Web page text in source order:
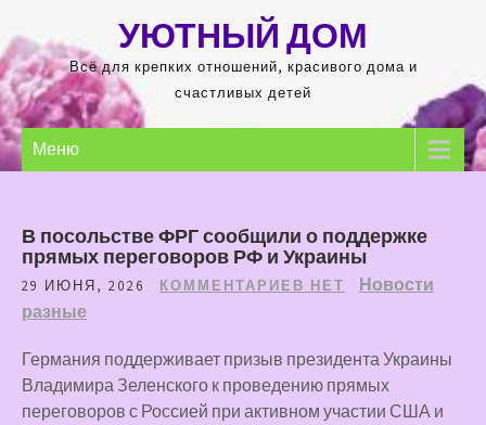
содержимому
УЮТНЫЙ ДОМ
Всё для крепких отношений, красивого дома и
счастливых детей
Меню
В посольстве ФРГ сообщили о поддержке
прямых переговоров РФ и Украины
29 ИЮНЯ, 2026 КОММЕНТАРИЕВ НЕТ
Новости
разные
Германия поддерживает призыв президента Украины
Владимира Зеленского к проведению прямых
переговоров с Россией при активном участии США и